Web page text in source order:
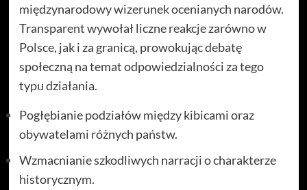
międzynarodowy wizerunek ocenianych narodów.
Transparent wywołał liczne reakcje zarówno w
Polsce, jak i za granicą, prowokując debatę
społeczną na temat odpowiedzialności za tego
typu działania.
Pogłębianie podziałów między kibicami oraz
obywatelami różnych państw.
Wzmacnianie szkodliwych narracji o charakterze
historycznym.